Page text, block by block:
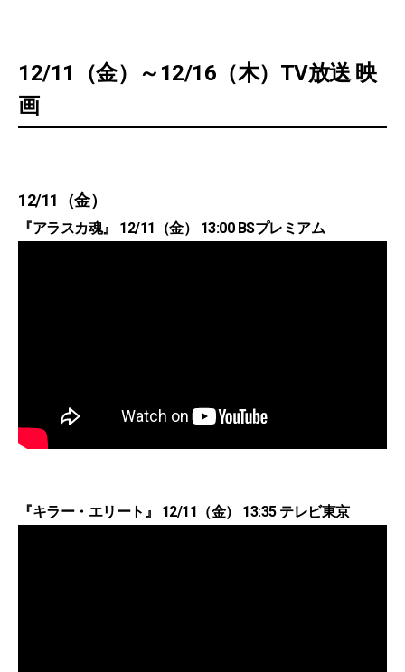
12/11（金）～12/16（木）TV放送 映
画
12/11（金）
『アラスカ魂』 12/11（金） 13:00 BSプレミアム
『キラー・エリート』 12/11（金） 13:35 テレビ東京